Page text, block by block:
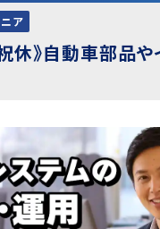
ア
休》自動車部品